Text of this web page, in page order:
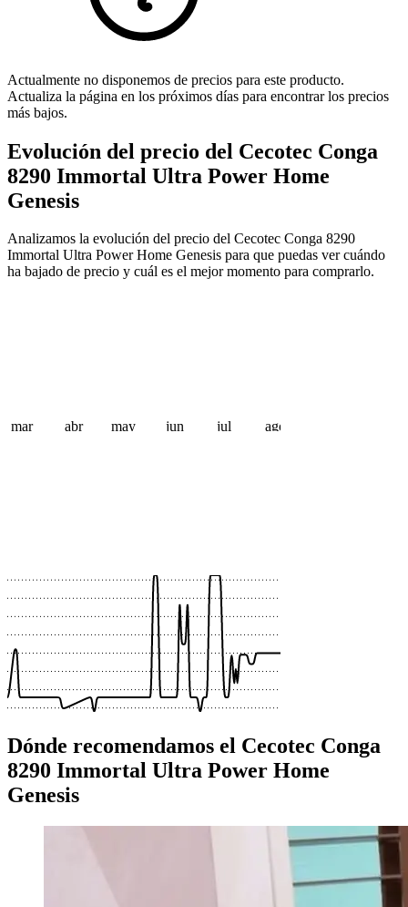
Actualmente no disponemos de precios para este producto.
Actualiza la página en los próximos días para encontrar los precios
más bajos.
Evolución del precio del Cecotec Conga
8290 Immortal Ultra Power Home
Genesis
Analizamos la evolución del precio del Cecotec Conga 8290
Immortal Ultra Power Home Genesis para que puedas ver cuándo
ha bajado de precio y cuál es el mejor momento para comprarlo.
mar abr may jun jul ago
Dónde recomendamos el Cecotec Conga
8290 Immortal Ultra Power Home
Genesis